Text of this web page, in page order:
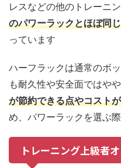
レスなどの他のトレーニ
のパワーラックとほぼ同
っています
ハーフラックは通常のボ
も耐久性や安全面ではや
が節約できる点やコスト
め、パワーラックを選ぶ
トレーニング上級者